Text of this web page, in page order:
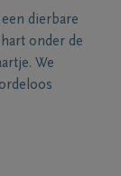
dierbare
onder de
We